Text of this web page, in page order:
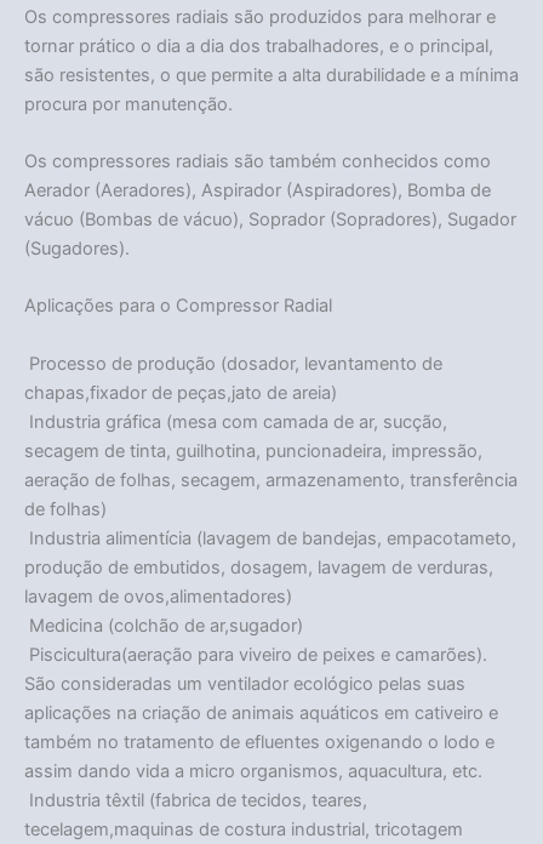
Os compressores radiais são produzidos para melhorar e
tornar prático o dia a dia dos trabalhadores, e o principal,
são resistentes, o que permite a alta durabilidade e a mínima
procura por manutenção.
Os compressores radiais são também conhecidos como
Aerador (Aeradores), Aspirador (Aspiradores), Bomba de
vácuo (Bombas de vácuo), Soprador (Sopradores), Sugador
(Sugadores).
Aplicações para o Compressor Radial
 Processo de produção (dosador, levantamento de
chapas,fixador de peças,jato de areia)
 Industria gráfica (mesa com camada de ar, sucção,
secagem de tinta, guilhotina, puncionadeira, impressão,
aeração de folhas, secagem, armazenamento, transferência
de folhas)
 Industria alimentícia (lavagem de bandejas, empacotameto,
produção de embutidos, dosagem, lavagem de verduras,
lavagem de ovos,alimentadores)
 Medicina (colchão de ar,sugador)
 Piscicultura(aeração para viveiro de peixes e camarões).
São consideradas um ventilador ecológico pelas suas
aplicações na criação de animais aquáticos em cativeiro e
também no tratamento de efluentes oxigenando o lodo e
assim dando vida a micro organismos, aquacultura, etc.
 Industria têxtil (fabrica de tecidos, teares,
tecelagem,maquinas de costura industrial, tricotagem